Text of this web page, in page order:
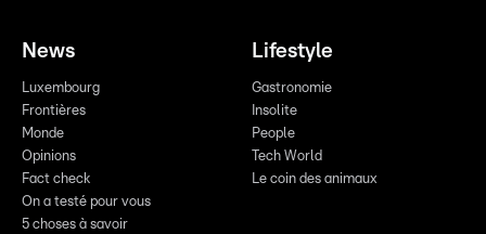
News
Luxembourg
Frontières
Monde
Opinions
Fact check
On a testé pour vous
5 choses à savoir
Lifestyle
Gastronomie
Insolite
People
Tech World
Le coin des animaux